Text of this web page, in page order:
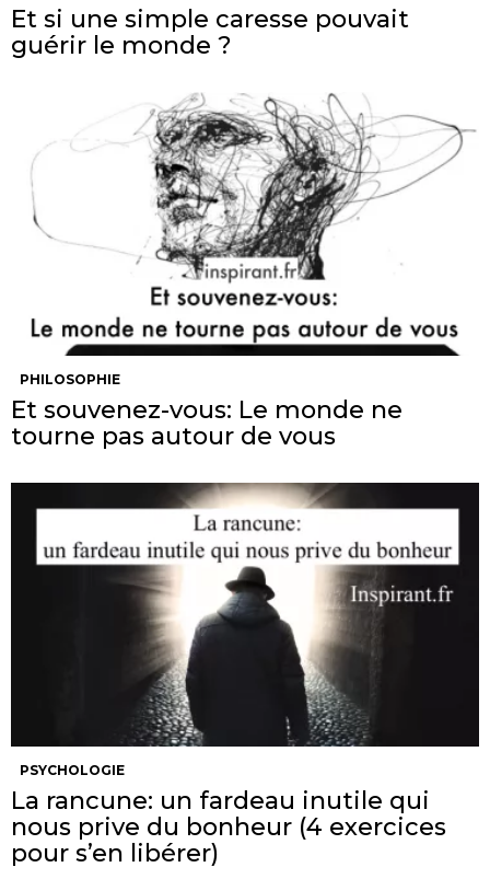
Et si une simple caresse pouvait
guérir le monde ?
PHILOSOPHIE
Et souvenez-vous: Le monde ne
tourne pas autour de vous
PSYCHOLOGIE
La rancune: un fardeau inutile qui
nous prive du bonheur (4 exercices
pour s’en libérer)